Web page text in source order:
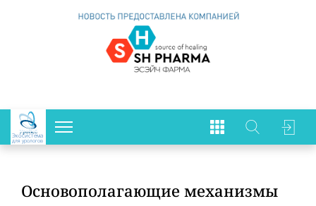
Экосистема
для урологов
Основополагающие механизмы